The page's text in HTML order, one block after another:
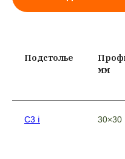
Подстолье
мм
C3 ℹ︎ 30×30